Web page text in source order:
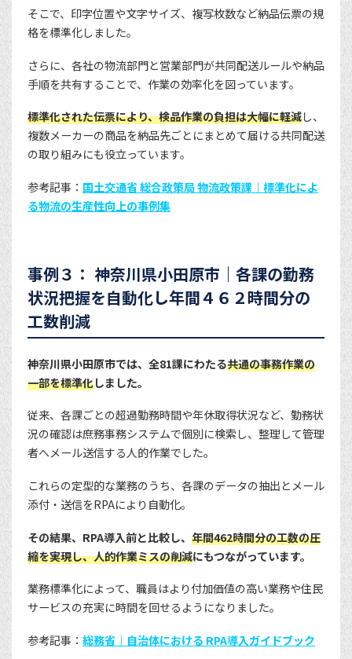
そこで、印字位置や文字サイズ、複写枚数など納品伝票の規
格を標準化しました。
さらに、各社の物流部門と営業部門が共同配送ルールや納品
手順を共有することで、作業の効率化を図っています。
標準化された伝票により、検品作業の負担は大幅に軽減し、
複数メーカーの商品を納品先ごとにまとめて届ける共同配送
の取り組みにも役立っています。
参考記事： 国土交通省 総合政策局 物流政策課｜標準化によ
る物流の生産性向上の事例集
事例３： 神奈川県小田原市｜各課の勤務
状況把握を自動化し年間４６２時間分の
工数削減
神奈川県小田原市では、全81課にわたる共通の事務作業の
一部を標準化しました。
従来、各課ごとの超過勤務時間や年休取得状況など、勤務状
況の確認は庶務事務システムで個別に検索し、整理して管理
者へメール送信する人的作業でした。
これらの定型的な業務のうち、各課のデータの抽出とメール
添付・送信をRPAにより自動化。
その結果、RPA導入前と比較し、 年間462時間分の工数の圧
縮を実現し、人的作業ミスの削減にもつながっています。
業務標準化によって、職員はより付加価値の高い業務や住民
サービスの充実に時間を回せるようになりました。
参考記事： 総務省｜自治体における RPA導入ガイドブック